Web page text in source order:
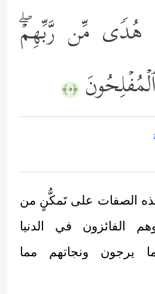
هُدࣰى مِّن رَّبِّهِمۡۖ
﴿٥﴾
الصفات على تَمكُّنٍ من
الفائزون في الدنيا
ما يرجون ونجاتهم مما